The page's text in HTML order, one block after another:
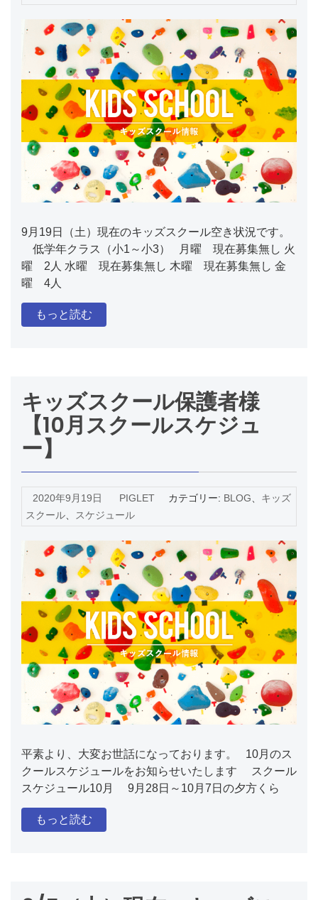
9月19日（土）現在のキッズスクール空き状況です。
低学年クラス（小1～小3） 月曜 現在募集無し 火
曜 2人 水曜 現在募集無し 木曜 現在募集無し 金
曜 4人
もっと読む
キッズスクール保護者様
【10月スクールスケジュ
ー】
2020年9月19日 PIGLET カテゴリー: BLOG、 キッズ
スクール、 スケジュール
平素より、大変お世話になっております。 10月のス
クールスケジュールをお知らせいたします スクール
スケジュール10月 9月28日～10月7日の夕方くら
もっと読む